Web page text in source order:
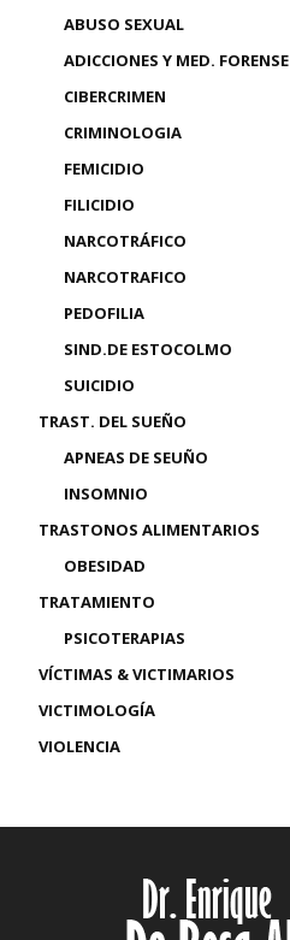
ABUSO SEXUAL
ADICCIONES Y MED. FORENSE
CIBERCRIMEN
CRIMINOLOGIA
FEMICIDIO
FILICIDIO
NARCOTRÁFICO
NARCOTRAFICO
PEDOFILIA
SIND.DE ESTOCOLMO
SUICIDIO
TRAST. DEL SUEÑO
APNEAS DE SEUÑO
INSOMNIO
TRASTONOS ALIMENTARIOS
OBESIDAD
TRATAMIENTO
PSICOTERAPIAS
VÍCTIMAS & VICTIMARIOS
VICTIMOLOGÍA
VIOLENCIA